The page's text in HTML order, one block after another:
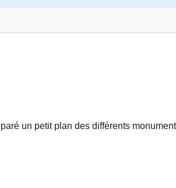
un petit plan des différents